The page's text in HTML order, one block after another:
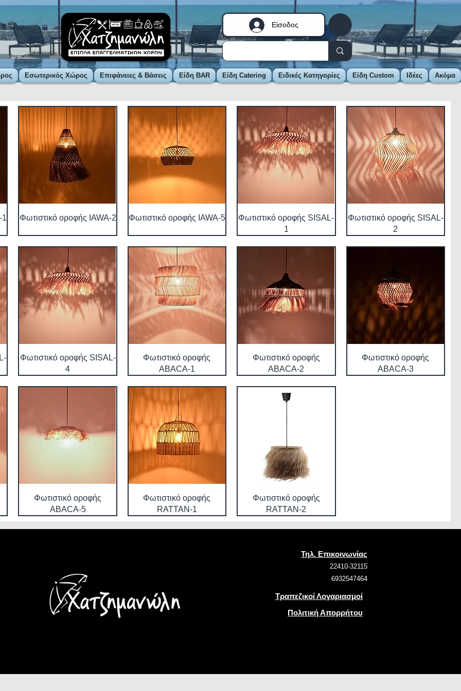
Είσοδος
Εσωτερικός Χώρος Επιφάνειες & Βάσεις Είδη BAR Είδη Catering Ειδικές Κατηγορίες Είδη Custom Ιδέες Ακόμα
1 Φωτιστικό οροφής IAWA-2 Φωτιστικό οροφής IAWA-5
Φωτιστικό οροφής SISAL-
1
Φωτιστικό οροφής SISAL-
2
Φωτιστικό οροφής SISAL-
4
Φωτιστικό οροφής
ABACA-1
Φωτιστικό οροφής
ABACA-2
Φωτιστικό οροφής
ABACA-3
Φωτιστικό οροφής
ABACA-5
Φωτιστικό οροφής
RATTAN-1
Φωτιστικό οροφής
RATTAN-2
Τηλ. Επικοινωνίας
22410-32115
6932547464
Τραπεζικοί Λογαριασμοί
Πολιτική Απορρήτου